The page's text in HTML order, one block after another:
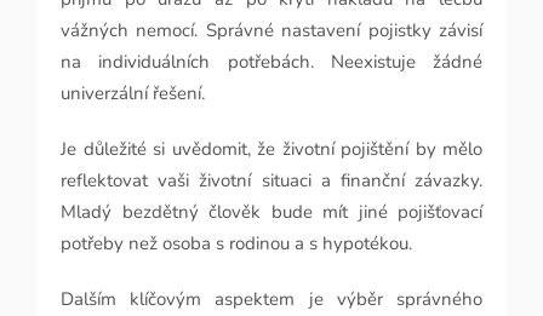
vážných nemocí. Správné nastavení pojistky závisí
na individuálních potřebách. Neexistuje žádné
univerzální řešení.
Je důležité si uvědomit, že životní pojištění by mělo
reflektovat vaši životní situaci a finanční závazky.
Mladý bezdětný člověk bude mít jiné pojišťovací
potřeby než osoba s rodinou a s hypotékou.
Dalším klíčovým aspektem je výběr správného